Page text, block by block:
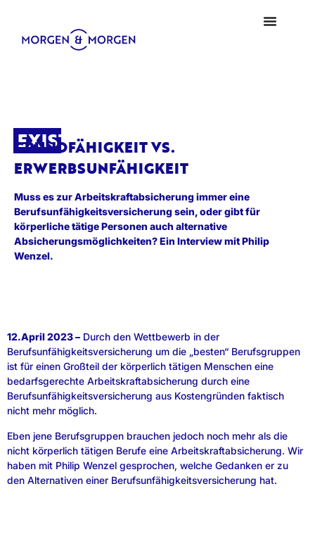
EXISTENZ
GRUNDFÄHIGKEIT VS.
ERWERBSUNFÄHIGKEIT
Muss es zur Arbeitskraftabsicherung immer eine
Berufsunfähigkeitsversicherung sein, oder gibt für
körperliche tätige Personen auch alternative
Absicherungsmöglichkeiten? Ein Interview mit Philip
Wenzel.
12.April 2023 – Durch den Wettbewerb in der
Berufsunfähigkeitsversicherung um die „besten“ Berufsgruppen
ist für einen Großteil der körperlich tätigen Menschen eine
bedarfsgerechte Arbeitskraftabsicherung durch eine
Berufsunfähigkeitsversicherung aus Kostengründen faktisch
nicht mehr möglich.
Eben jene Berufsgruppen brauchen jedoch noch mehr als die
nicht körperlich tätigen Berufe eine Arbeitskraftabsicherung. Wir
haben mit Philip Wenzel gesprochen, welche Gedanken er zu
den Alternativen einer Berufsunfähigkeitsversicherung hat.